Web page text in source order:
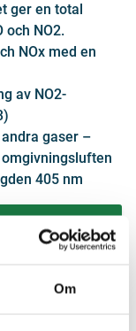
Om
ger en total
och NO2.
NOx med en
av NO2-
gaser –
405 nm